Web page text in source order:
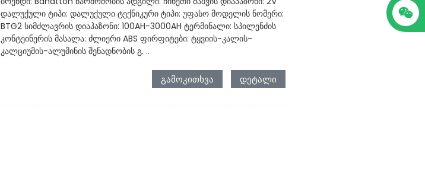
დალუქული ტიპი: დალუქული ტექნიკური ტიპი: უფასო მოდელის ნომერი:
BTG2 სიმძლავრის დიაპაზონი: 100AH-3000AH ტერმინალი: სპილენძის
კონტეინერის მასალა: ძლიერი ABS ფირფიტები: ტყვიის-კალის-
კალციუმის-ალუმინის შენადნობის გ. ..
ᲒᲐᲛᲝᲙᲘᲗᲮᲕᲐ ᲓᲔᲢᲐᲚᲘ